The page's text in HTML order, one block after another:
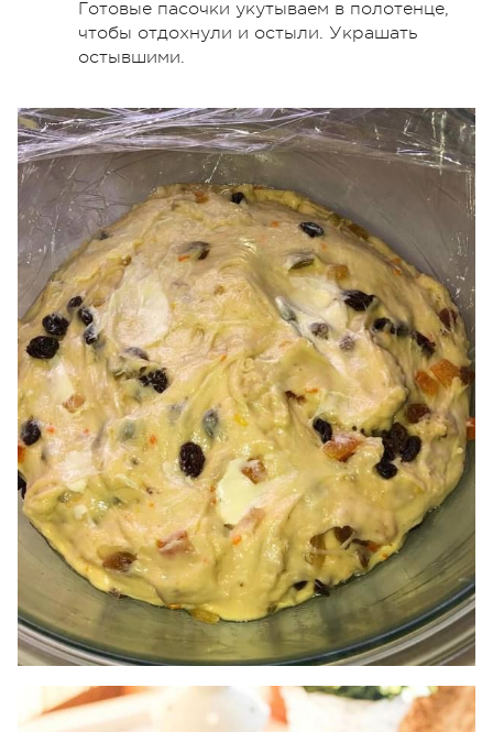
Готовые пасочки укутываем в полотенце,
чтобы отдохнули и остыли. Украшать
остывшими.